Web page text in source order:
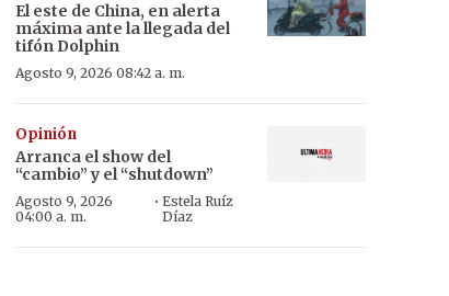
El este de China, en alerta
máxima ante la llegada del
tifón Dolphin
Agosto 9, 2026 08:42 a. m.
Opinión
Arranca el show del
“cambio” y el “shutdown”
Agosto 9, 2026
04:00 a. m.
·Estela Ruíz
Díaz